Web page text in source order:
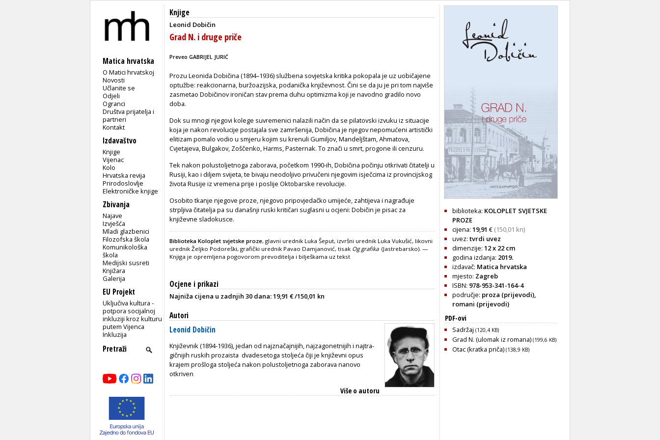
Matica hrvatska
O Matici hrvatskoj
Novosti
Učlanite se
Odjeli
Ogranci
Društva prijatelja i
partneri
Kontakt
Izdavaštvo
Knjige
Vijenac
Kolo
Hrvatska revija
Prirodoslovlje
Elektroničke knjige
Zbivanja
Najave
Izvješća
Mladi glazbenici
Filozofska škola
Komunikološka
škola
Medijski susreti
Knjižara
Galerija
EU Projekt
Uključiva kultura -
potpora socijalnoj
inkluziji kroz kulturu
putem Vijenca
Inkluzija
Knjige
Leonid Dobičin
Grad N. i druge priče
Preveo GABRIJEL JURIĆ
Prozu Leonida Dobičina (1894–1936) službena sovjetska kritika pokopala je uz uobičajene
optužbe: reakcionarna, buržoazijska, podanička književnost. Čini se da ju je pri tom najviše
zasmetao Dobičinov ironičan stav prema duhu optimizma koji je navodno gradilo novo
doba.
Dok su mnogi njegovi kolege suvremenici nalazili način da se pilatovski izvuku iz situacije
koja je nakon revolucije postajala sve zamršenija, Dobičina je njegov nepomućeni artistički
elitizam pomalo vodio u smjeru kojim su krenuli Gumiljov, Mandeljštam, Ahmatova,
Cvjetajeva, Bulgakov, Zoščenko, Harms, Pasternak. To znači u smrt, progone ili cenzuru.
Tek nakon polustoljetnoga zaborava, početkom 1990-ih, Dobičina počinju otkrivati čitatelji u
Rusiji, kao i diljem svijeta, te bivaju neodoljivo privučeni njegovim isječcima iz provincijskog
života Rusije iz vremena prije i poslije Oktobarske revolucije.
Osobito tkanje njegove proze, njegovo pripovjedačko umijeće, zahtijeva i nagrađuje
strpljiva čitatelja pa su današnji ruski kritičari suglasni u ocjeni: Dobičin je pisac za
književne sladokusce.
Biblioteka Koloplet svjetske proze, glavni urednik Luka Šeput, izvršni urednik Luka Vukušić, likovni
urednik Željko Podoreški, grafički urednik Pavao Damjanović, tisak Og grafika(Jastrebarsko). —
Knjiga je opremljena pogovorom prevoditelja i bilješkama uz tekst
Ocjene i prikazi
Najniža cijena u zadnjih 30 dana:19,91 € /150,01 kn
Autori
Leonid Dobičin
Književnik (1894-1936), jedan od najznačajnijih, najzagonetnijih i najtra­
gičnijih ruskih prozaista dvadesetoga stoljeća čiji je književni opus
krajem prošloga stoljeća nakon polustoljetnoga zaborava nanovo
otkriven
Više o autoru
biblioteka: KOLOPLET SVJETSKE
PROZE
cijena: 19,91 € (150,01 kn)
uvez: tvrdi uvez
dimenzije: 12 x 22 cm
godina izdanja: 2019.
izdavač: Matica hrvatska
mjesto: Zagreb
ISBN: 978-953-341-164-4
područje: proza (prijevodi),
romani (prijevodi)
PDF-ovi
Sadržaj (120,4 KB)
Grad N. (ulomak iz romana) (199,6 KB)
Otac (kratka priča) (138,9 KB)